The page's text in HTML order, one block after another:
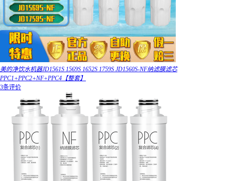
美的净饮水机器JD1561S 1569S 1652S 1759S JD1560S-NF纳滤膜滤芯
PPC1+PPC2+NF+PPC4【整套】
3条评价